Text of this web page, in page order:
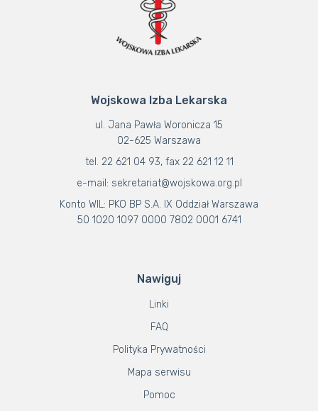
Wojskowa Izba Lekarska
ul. Jana Pawła Woronicza 15
02-625 Warszawa
tel. 22 621 04 93, fax 22 621 12 11
e-mail: sekretariat@wojskowa.org.pl
Konto WIL: PKO BP S.A. IX Oddział Warszawa
50 1020 1097 0000 7802 0001 6741
Nawiguj
Linki
FAQ
Polityka Prywatności
Mapa serwisu
Pomoc